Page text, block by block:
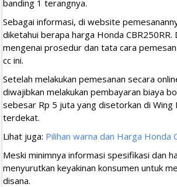
banding 1 terangnya.
Sebagai informasi, di website
diketahui berapa harga Honda
mengenai prosedur dan tata cara
cc ini.
Setelah melakukan pemesanan secara
diwajibkan melakukan pembayaran biaya
sebesar Rp 5 juta yang disetorkan di Wing
terdekat.
Lihat juga: Pilihan warna dan Harga Honda
Meski minimnya informasi spesifikasi dan
menyurutkan keyakinan konsumen untuk
disana.